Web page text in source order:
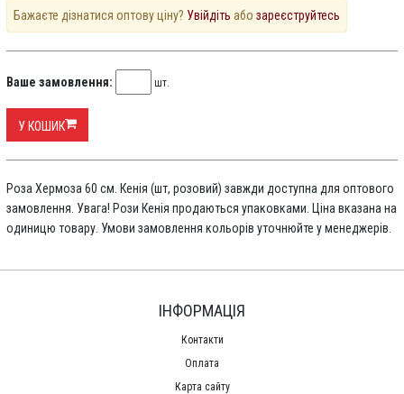
Бажаєте дізнатися оптову ціну? Увійдіть або зареєструйтесь
Ваше замовлення: шт.
У КОШИК
Роза Хермоза 60 см. Кенія (шт, розовий) завжди доступна для оптового
замовлення. Увага! Рози Кенія продаються упаковками. Ціна вказана на
одиницю товару. Умови замовлення кольорів уточнюйте у менеджерів.
ІНФОРМАЦІЯ
Контакти
Оплата
Карта сайту